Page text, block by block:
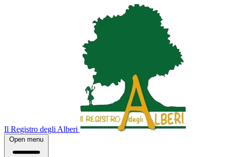
Il Registro degli Alberi
Open menu